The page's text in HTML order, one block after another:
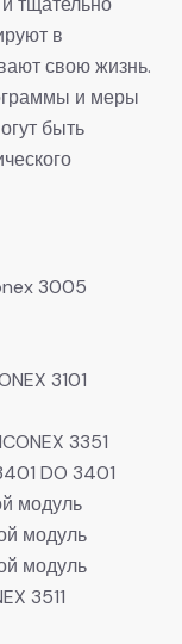
в
свою жизнь.
и меры
быть
3005
3101
3351
DO 3401
модуль
модуль
модуль
3511